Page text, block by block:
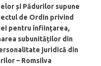
și Pădurilor supune
de Ordin privind
pentru înființarea,
subunităților din
juridică din
– Romsilva